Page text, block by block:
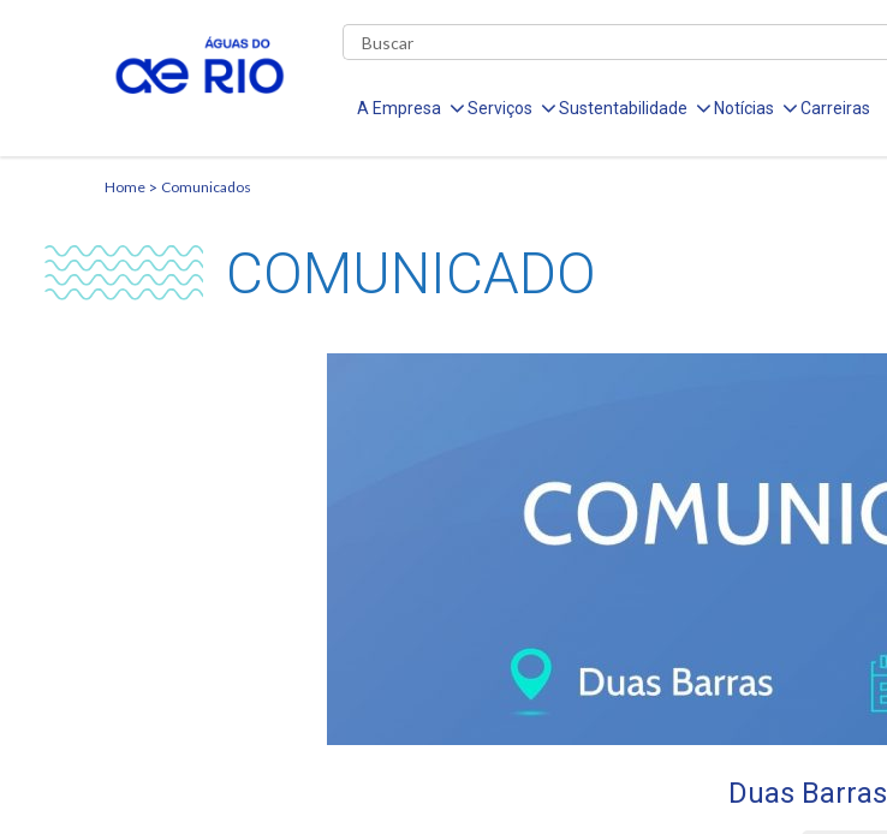
A Empresa Serviços Sustentabilidade Notícias Carreiras
Home Comunicados
COMUNICADO
Duas Barras